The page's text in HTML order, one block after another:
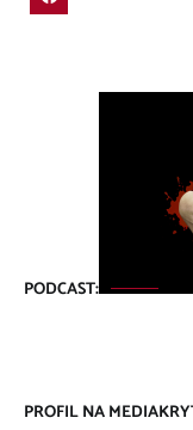
PODCAST:
PROFIL NA